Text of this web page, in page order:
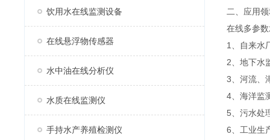
饮用水在线监测设备
在线悬浮物传感器
水中油在线分析仪
水质在线监测仪
手持水产养殖检测仪
二、应用
在线多参
1、自来水
2、地下水
3、河流、
4、海洋监
5、污水处
6、工业生